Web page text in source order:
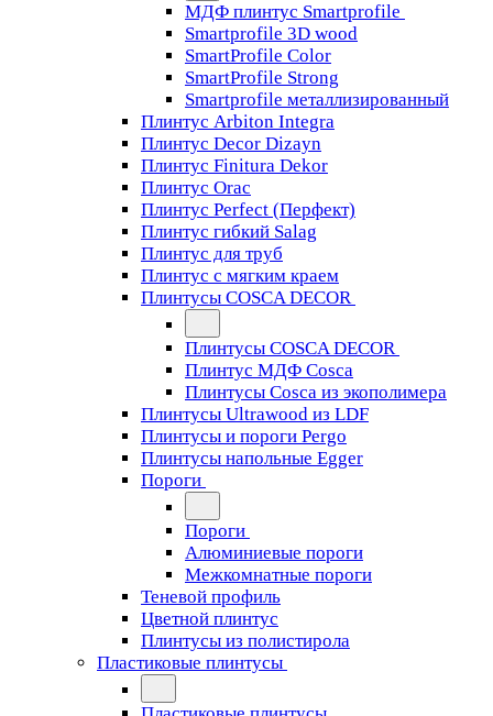
МДФ плинтус Smartprofile
Smartprofile 3D wood
SmartProfile Color
SmartProfile Strong
Smartprofile металлизированный
Плинтус Arbiton Integra
Плинтус Decor Dizayn
Плинтус Finitura Dekor
Плинтус Orac
Плинтус Perfect (Перфект)
Плинтус гибкий Salag
Плинтус для труб
Плинтус с мягким краем
Плинтусы COSCA DECOR
Плинтусы COSCA DECOR
Плинтус МДФ Cosca
Плинтусы Cosca из экополимера
Плинтусы Ultrawood из LDF
Плинтусы и пороги Pergo
Плинтусы напольные Egger
Пороги
Пороги
Алюминиевые пороги
Межкомнатные пороги
Теневой профиль
Цветной плинтус
Плинтусы из полистирола
Пластиковые плинтусы